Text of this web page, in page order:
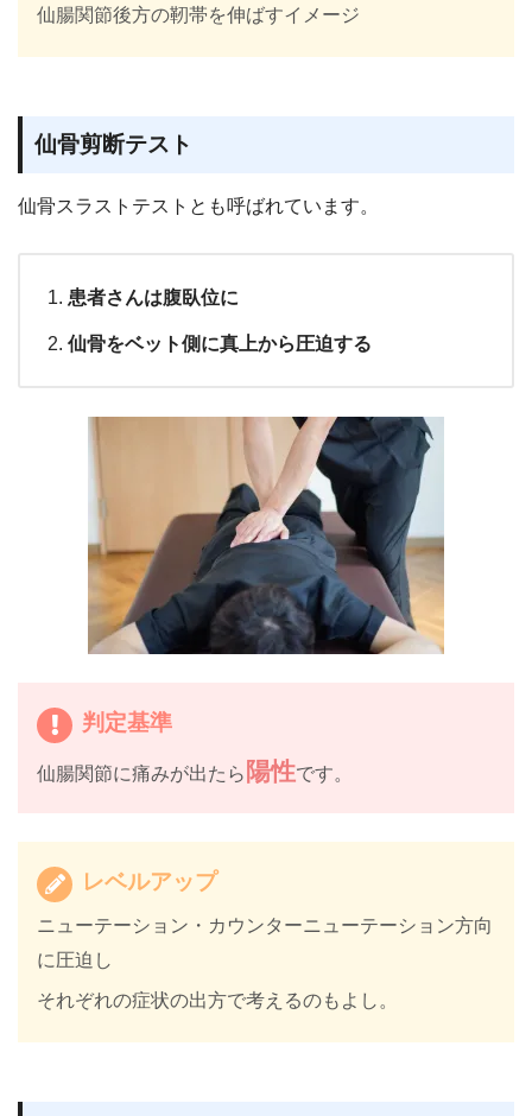
仙腸関節後方の靭帯を伸ばすイメージ
仙骨剪断テスト
仙骨スラストテストとも呼ばれています。
患者さんは腹臥位に
仙骨をベット側に真上から圧迫する
判定基準
仙腸関節に痛みが出たら 陽性です。
レベルアップ
ニューテーション・カウンターニューテーション方向
に圧迫し
それぞれの症状の出方で考えるのもよし。